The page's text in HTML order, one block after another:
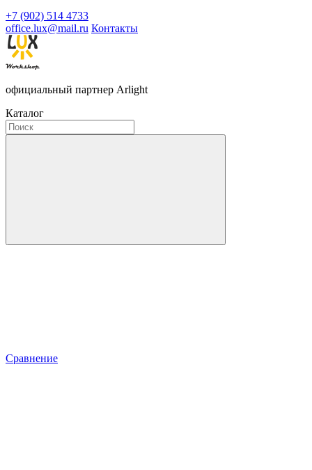
+7 (902) 514 4733
office.lux@mail.ru Контакты
официальный партнер Arlight
Каталог
Сравнение